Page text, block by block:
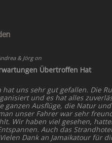
& Jörgon
Übertroffen Hat
hat uns sehr gut gefallen. Die
und es hat alles
ganzen Ausflüge, die Natur
unser Fahrer war sehr
Wir haben viel gesehen,
Auch das
Dank an Jamaikatour für